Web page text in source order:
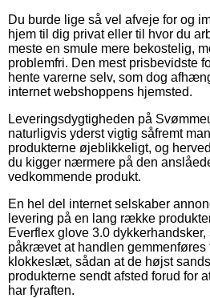
Du burde lige så vel afveje for og
hjem til dig privat eller til hvor du
meste en smule mere bekostelig,
problemfri. Den mest prisbevidste
hente varerne selv, som dog
internet webshoppens hjemsted.
Leveringsdygtigheden på
naturligvis yderst vigtig såfremt
produkterne øjeblikkeligt, og
du kigger nærmere på den
vedkommende produkt.
En hel del internet selskaber
levering på en lang række
Everflex glove 3.0
påkrævet at handlen gemmenføres
klokkeslæt, sådan at de højst
produkterne sendt afsted forud for
har fyraften.